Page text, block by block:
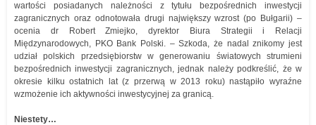
wartości posiadanych należności z tytułu bezpośrednich inwestycji
zagranicznych oraz odnotowała drugi największy wzrost (po Bułgarii) –
ocenia dr Robert Zmiejko, dyrektor Biura Strategii i Relacji
Międzynarodowych, PKO Bank Polski. – Szkoda, że nadal znikomy jest
udział polskich przedsiębiorstw w generowaniu światowych strumieni
bezpośrednich inwestycji zagranicznych, jednak należy podkreślić, że w
okresie kilku ostatnich lat (z przerwą w 2013 roku) nastąpiło wyraźne
wzmożenie ich aktywności inwestycyjnej za granicą.
Niestety…